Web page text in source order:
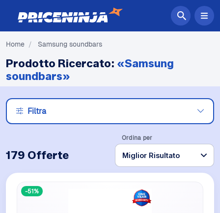
Home / Samsung soundbars
Prodotto Ricercato: «Samsung
soundbars»
Filtra
179 Offerte
Ordina per
-51%